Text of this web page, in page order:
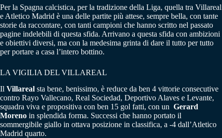
Per la Spagna calcistica, per la tradizione della Liga, quella tra Villareal
e Atletico Madrid è una delle partite più attese, sempre bella, con tante
storie da raccontare, con tanti campioni che hanno scritto nel passato
pagine indelebili di questa sfida. Arrivano a questa sfida con ambizioni
e obiettivi diversi, ma con la medesima grinta di dare il tutto per tutto
per portare a casa l’intero bottino.
LA VIGILIA DEL VILLAREAL
Il Villareal sta bene, benissimo, è reduce da ben 4 vittorie consecutive
contro Rayo Vallecano, Real Sociedad, Deportivo Alaves e Levante,
squadra viva e propositiva con ben 15 gol fatti, con un Gerard
Moreno in splendida forma. Successi che hanno portato il
sommergibile giallo in ottava posizione in classifica, a -4 dall’Atletico
Madrid quarto.